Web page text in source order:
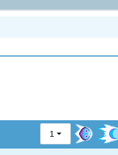
1